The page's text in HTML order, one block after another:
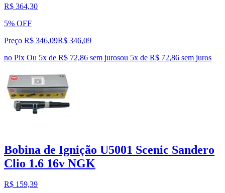
R$ 364,30
5% OFF
Preço R$ 346,09R$ 346,09
no Pix Ou 5x de R$ 72,86 sem jurosou 5x de R$ 72,86 sem juros
Bobina de Ignição U5001 Scenic Sandero
Clio 1.6 16v NGK
R$ 159,39